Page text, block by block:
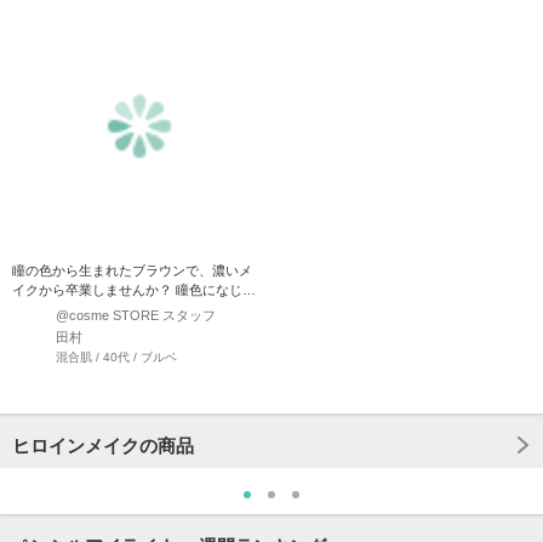
瞳の色から生まれたブラウンで、濃いメ
イクから卒業しませんか？ 瞳色になじむ
ブラウンと透明パウ…
@cosme STORE スタッフ
田村
混合肌 / 40代 / ブルベ
ヒロインメイクの商品